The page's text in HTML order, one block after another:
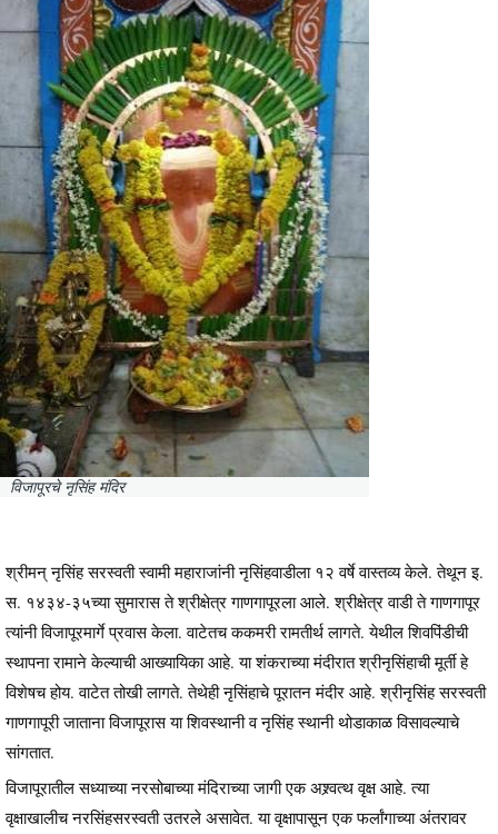
विजापूरचे नृसिंह मंदिर
श्रीमन् नृसिंह सरस्वती स्वामी महाराजांनी नृसिंहवाडीला १२ वर्षे वास्तव्य केले. तेथून इ.
स. १४३४-३५च्या सुमारास ते श्रीक्षेत्र गाणगापूरला आले. श्रीक्षेत्र वाडी ते गाणगापूर
त्यांनी विजापूरमार्गे प्रवास केला. वाटेतच ककमरी रामतीर्थ लागते. येथील शिवपिंडीची
स्थापना रामाने केल्याची आख्यायिका आहे. या शंकराच्या मंदीरात श्रीनृसिंहाची मूर्ती हे
विशेषच होय. वाटेत तोखी लागते. तेथेही नृसिंहाचे पूरातन मंदीर आहे. श्रीनृसिंह सरस्वती
गाणगापूरी जाताना विजापूरास या शिवस्थानी व नृसिंह स्थानी थोडाकाळ विसावल्याचे
सांगतात.
विजापूरातील सध्याच्या नरसोबाच्या मंदिराच्या जागी एक अश्र्वत्थ वृक्ष आहे. त्या
वृक्षाखालीच नरसिंहसरस्वती उतरले असावेत. या वृक्षापासून एक फर्लांगाच्या अंतरावर